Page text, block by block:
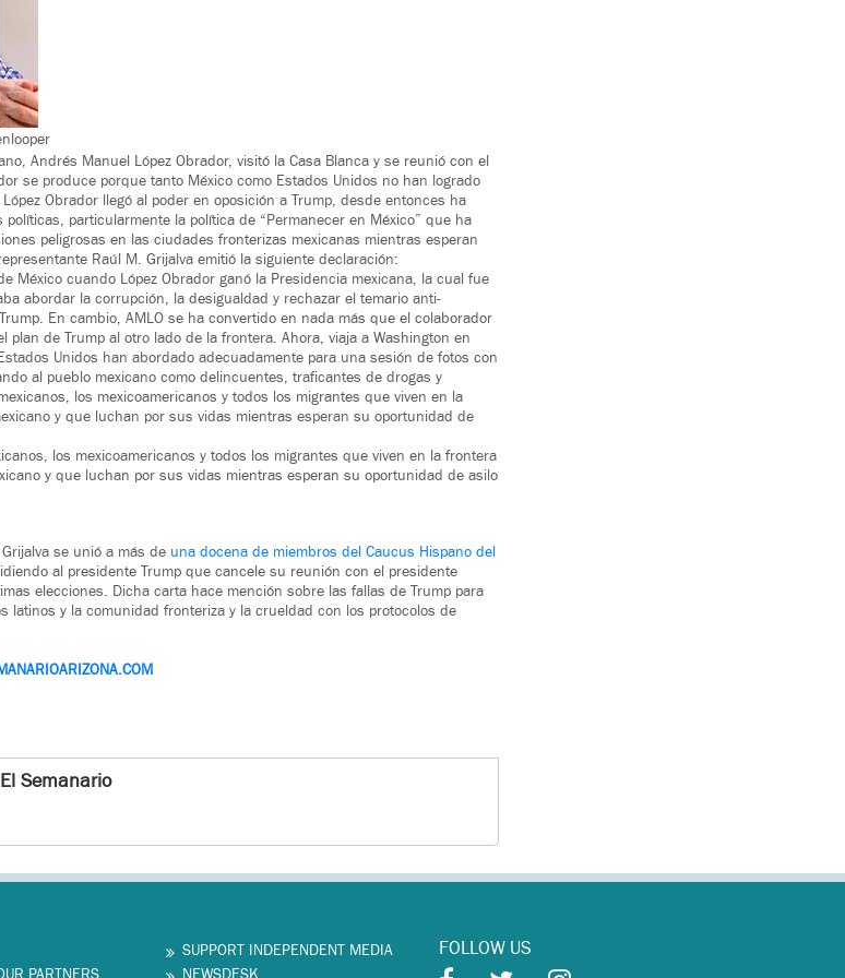
Andrés Manuel López Obrador, visitó la Casa Blanca y se reunió con el
se produce porque tanto México como Estados Unidos no han logrado
Obrador llegó al poder en oposición a Trump, desde entonces ha
particularmente la política de “Permanecer en México” que ha
peligrosas en las ciudades fronterizas mexicanas mientras esperan
Raúl M. Grijalva emitió la siguiente declaración:
México cuando López Obrador ganó la Presidencia mexicana, la cual fue
abordar la corrupción, la desigualdad y rechazar el temario anti-
En cambio, AMLO se ha convertido en nada más que el colaborador
plan de Trump al otro lado de la frontera. Ahora, viaja a Washington en
Unidos han abordado adecuadamente para una sesión de fotos con
al pueblo mexicano como delincuentes, traficantes de drogas y
los mexicoamericanos y todos los migrantes que viven en la
y que luchan por sus vidas mientras esperan su oportunidad de
los mexicoamericanos y todos los migrantes que viven en la frontera
y que luchan por sus vidas mientras esperan su oportunidad de asilo
se unió a más de una docena de miembros del Caucus Hispano del
al presidente Trump que cancele su reunión con el presidente
elecciones. Dicha carta hace mención sobre las fallas de Trump para
latinos y la comunidad fronteriza y la crueldad con los protocolos de
Semanario
SUPPORT INDEPENDENT MEDIA
FOLLOW US